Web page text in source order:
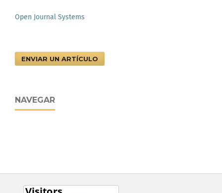
Open Journal Systems
ENVIAR UN ARTÍCULO
NAVEGAR